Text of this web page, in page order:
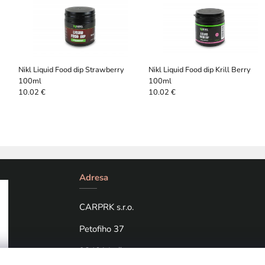
Nikl Liquid Food dip Strawberry
100ml
10.02 €
Nikl Liquid Food dip Krill Berry
100ml
10.02 €
Adresa
CARPRK s.r.o.
Petofiho 37
98401 Lučenec